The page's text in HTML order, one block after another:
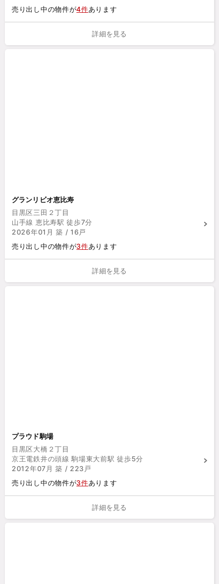
売り出し中の物件が4件あります
詳細を見る
グランリビオ恵比寿
目黒区三田２丁目
山手線 恵比寿駅 徒歩7分
2026年01月 築 / 16戸
売り出し中の物件が3件あります
詳細を見る
プラウド駒場
目黒区大橋２丁目
京王電鉄井の頭線 駒場東大前駅 徒歩5分
2012年07月 築 / 223戸
売り出し中の物件が3件あります
詳細を見る